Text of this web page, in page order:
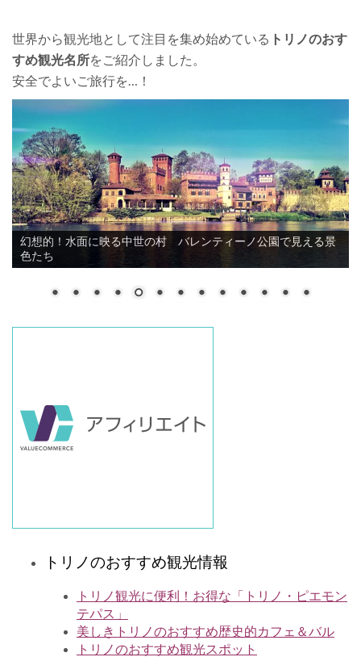
世界から観光地として注目を集め始めている トリノのおす
すめ観光名所をご紹介しました。
安全でよいご旅行を…！
いくつ知ってる？イタリアのコーヒーの種類
トリノのおすすめ観光情報
トリノ観光に便利！お得な「トリノ・ピエモン
テパス」
美しきトリノのおすすめ歴史的カフェ＆バル
トリノのおすすめ観光スポット